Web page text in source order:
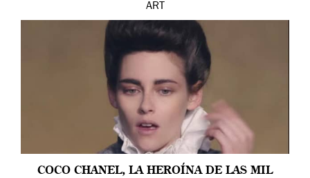
ART
COCO CHANEL, LA HEROÍNA DE LAS MIL